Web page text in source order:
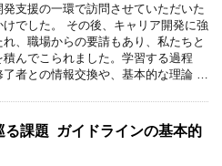
発支援の一環で訪問させていただいた
けでした。 その後、キャリア開発に強
れ、職場からの要請もあり、私たちと
んでこられました。学習する過程
者との情報交換や、基本的な理論 …
る課題 ガイドラインの基本的